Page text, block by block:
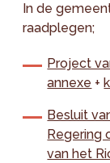
In de
raadplegen;
Project
annexe +
Besluit
Regering
van het